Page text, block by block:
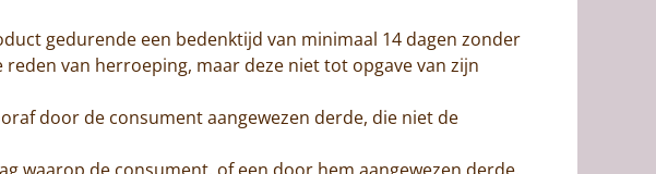
gedurende een bedenktijd van minimaal 14 dagen zonder
van herroeping, maar deze niet tot opgave van zijn
door de consument aangewezen derde, die niet de